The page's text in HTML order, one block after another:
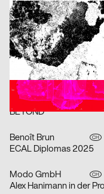
Johnson / Kingston CH
Fumetto Comic Festival
Samuel Weidmann CH
FÜR ALLE (statt wenige)
Audretsch Massimiliano D
BEYOND
Benoît Brun CH
ECAL Diplomas 2025
Modo GmbH CH